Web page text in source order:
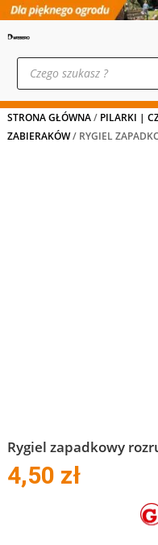
Wyszukiwarka
produktów
STRONA GŁÓWNA/ PILARKI |
ZABIERAKÓW/ RYGIEL
Rygiel zapadkowy
4,50 zł